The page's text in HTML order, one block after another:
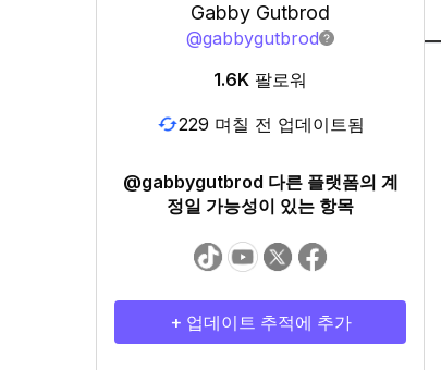
Gabby Gutbrod
@gabbygutbrod
1.6K 팔로워
229 며칠 전 업데이트됨
@gabbygutbrod 다른 플랫폼의 계
정일 가능성이 있는 항목
+ 업데이트 추적에 추가